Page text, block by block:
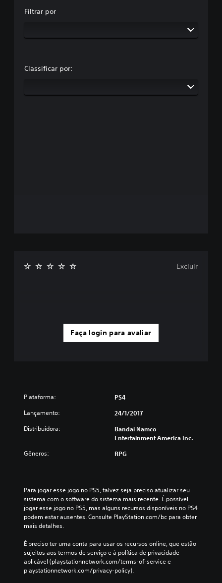
Filtrar por
Classificar por:
Faça login para avaliar
Excluir
Plataforma: PS4
Lançamento: 24/1/2017
Distribuidora:
Bandai Namco
Entertainment America Inc.
Gêneros: RPG
Para jogar esse jogo no PS5, talvez seja preciso atualizar seu
sistema com o software do sistema mais recente. É possível
jogar esse jogo no PS5, mas alguns recursos disponíveis no PS4
podem estar ausentes. Consulte PlayStation.com/bc para obter
mais detalhes.
É preciso ter uma conta para usar os recursos online, que estão
sujeitos aos termos de serviço e à política de privacidade
aplicável (playstationnetwork.com/terms-of-service e
playstationnetwork.com/privacy-policy).